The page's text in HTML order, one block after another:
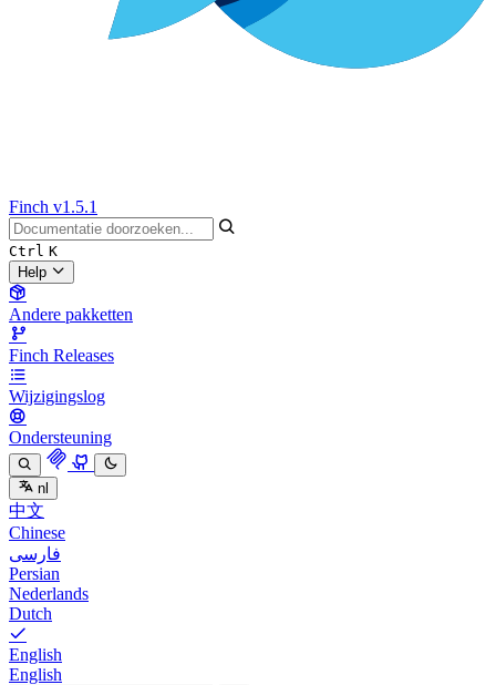
Finch v1.5.1
Ctrl K
Help
Andere pakketten
Finch Releases
Wijzigingslog
Ondersteuning
nl
中文
Chinese
فارسی
Persian
Nederlands
Dutch
English
English